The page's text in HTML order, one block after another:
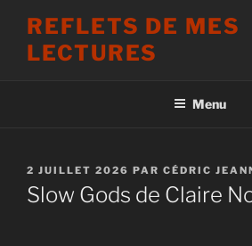
contenu
REFLETS DE MES
LECTURES
Menu
PUBLIÉ
LE
2 JUILLET 2026 PAR CÉDRIC
Slow Gods de Claire